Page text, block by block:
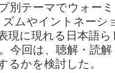
別テーマでウォー
ムやイントネーシ
現に現れる日本語
今回は、聴解・読
るかを検討した。